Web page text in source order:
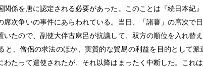
関係を唐に認定される必要があった。このことは『続日本紀
席次争いの事件にあらわれている。当日、「諸蕃」の席次で
いたので、副使大伴古麻呂が抗議して、双方の順位を入れ替
と、僧侶の求法のほか、実質的な貿易の利益を目的として
わたって遣使されたが、それ以降はまったく中断した。これ